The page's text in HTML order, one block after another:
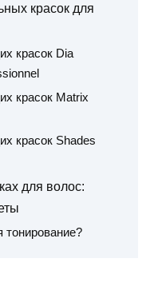
красок для
красок Dia
красок Matrix
красок Shades
для волос:
тонирование?